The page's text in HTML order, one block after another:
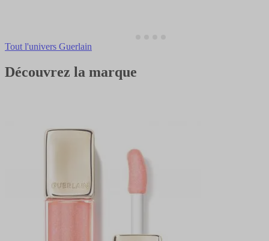
Tout l'univers Guerlain
Découvrez la marque